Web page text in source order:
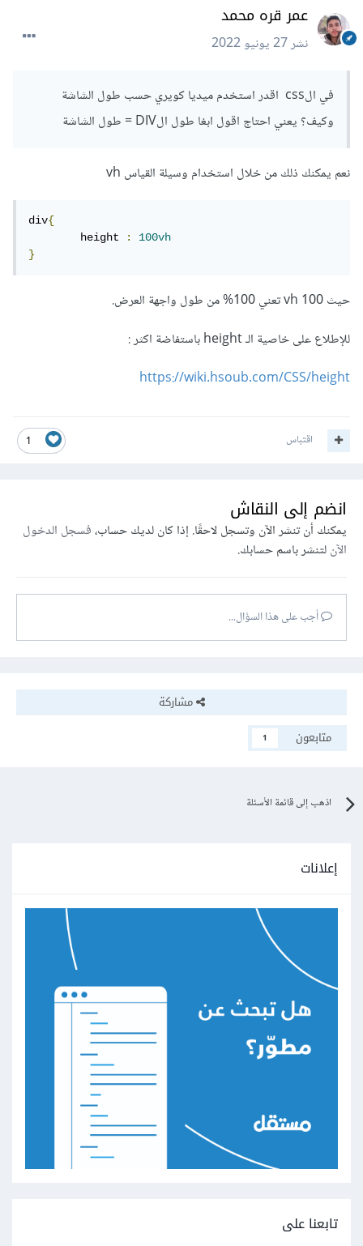
عمر قره محمد
نشر27 يونيو 2022
في الcss اقدر استخدم ميديا كويري حسب طول الشاشة
وكيف؟ يعني احتاج اقول ابغا طول الDIV = طول الشاشة
نعم يمكنك ذلك من خلال استخدام وسيلة القياس vh
div{
	height
:
100vh
}
حيث 100 vh تعني 100% من طول واجهة العرض.
للإطلاع على خاصية الـ height باستفاضة اكثر :
https://wiki.hsoub.com/CSS/height
1 اقتباس
انضم إلى النقاش
يمكنك أن تنشر الآن وتسجل لاحقًا. إذا كان لديك حساب،فسجل الدخول
الآنلتنشر باسم حسابك.
أجب على هذا السؤال...
مشاركة
متابعون
1
اذهب إلى قائمة الأسئلة
إعلانات
تابعنا على